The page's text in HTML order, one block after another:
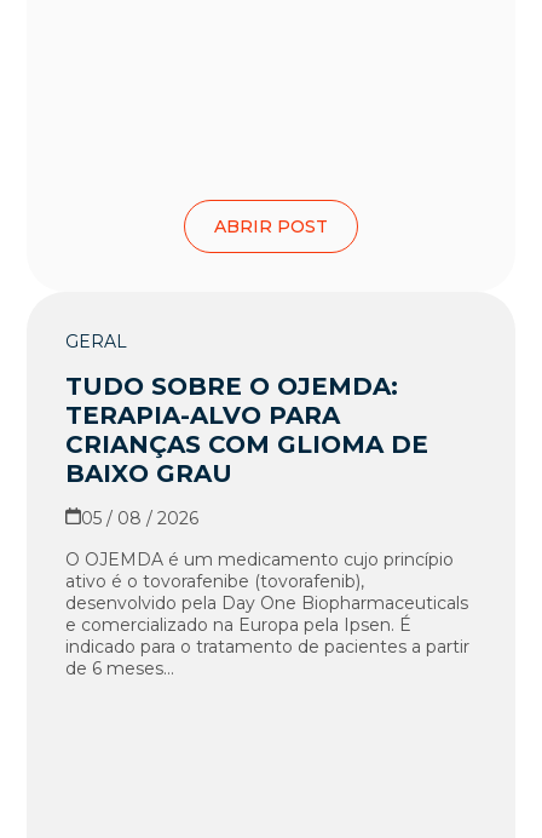
ABRIR POST
GERAL
TUDO SOBRE O OJEMDA:
TERAPIA-ALVO PARA
CRIANÇAS COM GLIOMA DE
BAIXO GRAU
05 / 08 / 2026
O OJEMDA é um medicamento cujo princípio
ativo é o tovorafenibe (tovorafenib),
desenvolvido pela Day One Biopharmaceuticals
e comercializado na Europa pela Ipsen. É
indicado para o tratamento de pacientes a partir
de 6 meses...